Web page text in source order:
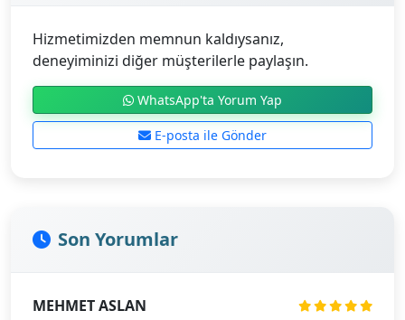
Hizmetimizden memnun kaldıysanız,
deneyiminizi diğer müşterilerle paylaşın.
WhatsApp'ta Yorum Yap
E-posta ile Gönder
Son Yorumlar
MEHMET ASLAN